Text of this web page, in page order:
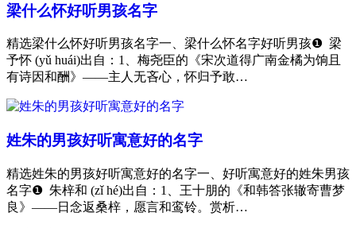
梁什么怀好听男孩名字
精选梁什么怀好听男孩名字一、梁什么怀名字好听男孩❶ 梁
予怀 (yǔ huái)出自：1、梅尧臣的《宋次道得广南金橘为饷且
有诗因和酬》——主人无吝心，怀归予敢…
姓朱的男孩好听寓意好的名字
精选姓朱的男孩好听寓意好的名字一、好听寓意好的姓朱男孩
名字❶ 朱梓和 (zǐ hé)出自：1、王十朋的《和韩答张辙寄曹梦
良》——日念返桑梓，愿言和鸾铃。赏析…